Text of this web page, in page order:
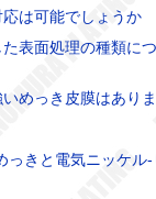
は可能でしょうか
表面処理の種類に
めっき皮膜はあり
っきと電気ニッケル